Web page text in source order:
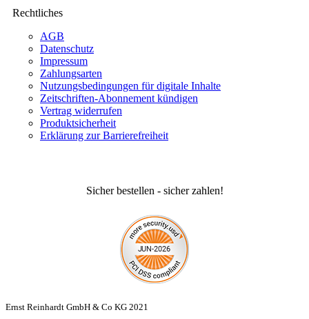
Rechtliches
AGB
Datenschutz
Impressum
Zahlungsarten
Nutzungsbedingungen für digitale Inhalte
Zeitschriften-Abonnement kündigen
Vertrag widerrufen
Produktsicherheit
Erklärung zur Barrierefreiheit
Sicher bestellen - sicher zahlen!
Ernst Reinhardt GmbH & Co KG 2021